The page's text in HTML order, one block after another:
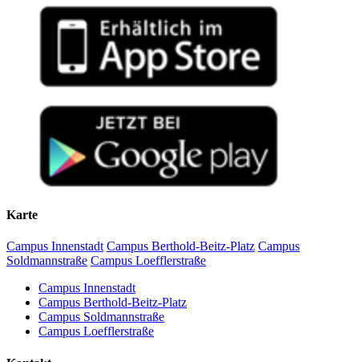
Karte
Campus Innenstadt Campus Berthold-Beitz-Platz Campus
Soldmannstraße Campus Loefflerstraße
Campus Innenstadt
Campus Berthold-Beitz-Platz
Campus Soldmannstraße
Campus Loefflerstraße